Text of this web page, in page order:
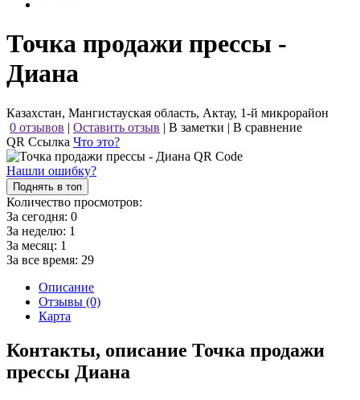
Точка продажи прессы -
Диана
Казахстан, Мангистауская область, Актау, 1-й микрорайон
0 отзывов | Оставить отзыв | В заметки | В сравнение
QR Ссылка Что это?
Нашли ошибку?
Поднять в топ
Количество просмотров:
За сегодня: 0
За неделю: 1
За месяц: 1
За все время: 29
Описание
Отзывы (0)
Карта
Контакты, описание Точка продажи
прессы Диана